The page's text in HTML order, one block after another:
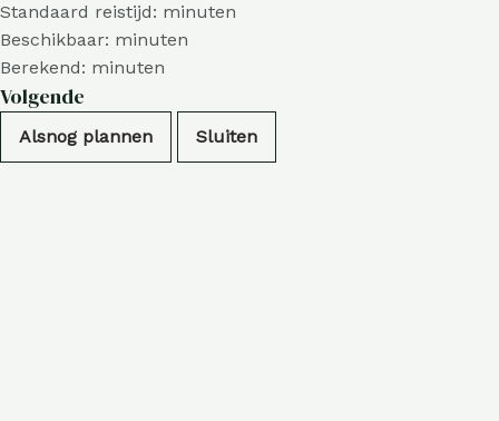
Standaard reistijd: minuten
Beschikbaar: minuten
Berekend: minuten
Volgende
Alsnog plannen Sluiten